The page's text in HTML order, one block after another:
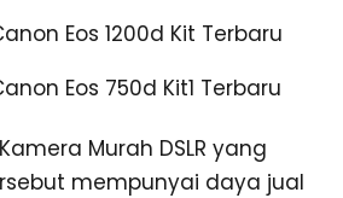
Murah DSLR yang
mempunyai daya jual